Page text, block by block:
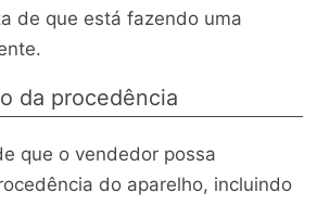
de que está fazendo uma
da procedência
que o vendedor possa
do aparelho, incluindo